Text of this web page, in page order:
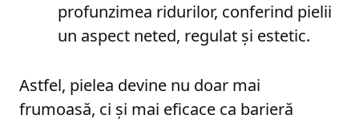
profunzimea ridurilor, conferind pielii
un aspect neted, regulat și estetic.
Astfel, pielea devine nu doar mai
frumoasă, ci și mai eficace ca barieră